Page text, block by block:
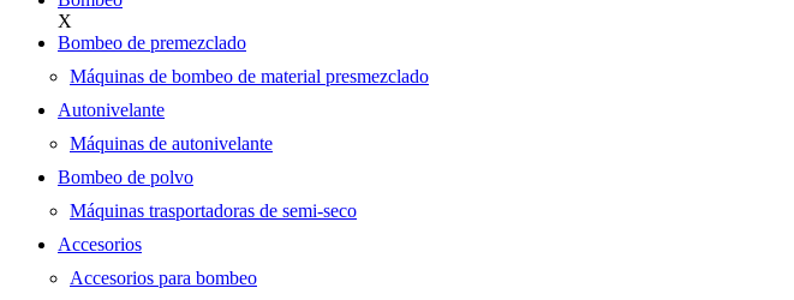
X
Bombeo de premezclado
Máquinas de bombeo de material presmezclado
Autonivelante
Máquinas de autonivelante
Bombeo de polvo
Máquinas trasportadoras de semi-seco
Accesorios
Accesorios para bombeo